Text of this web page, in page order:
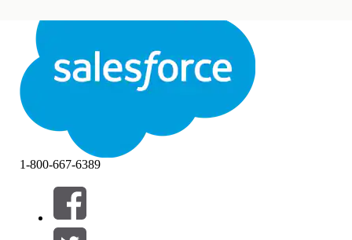
Sluiten Sluiten
Filters (0)
FILTERS SELECTEREN
1-800-667-6389